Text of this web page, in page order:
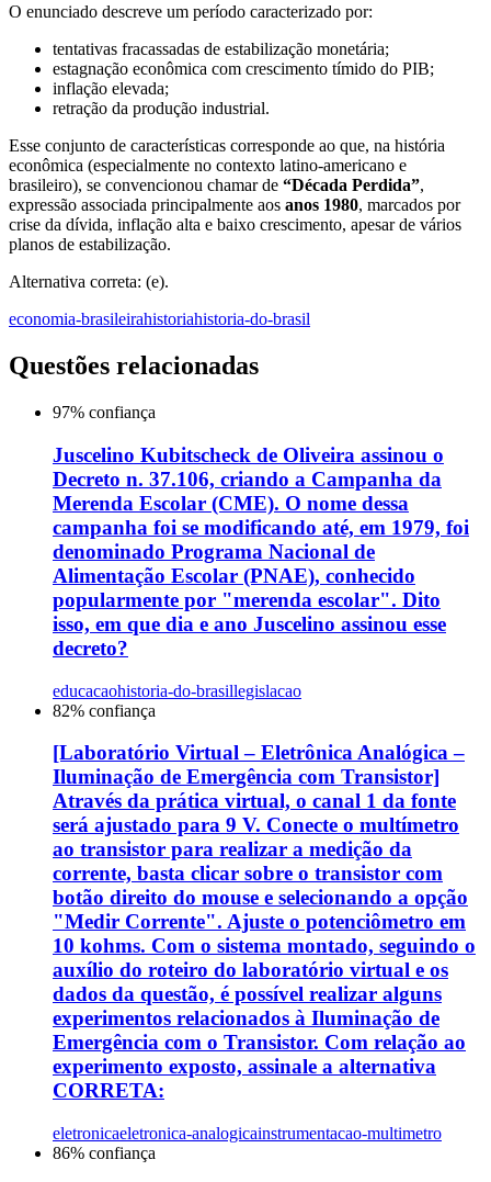
O enunciado descreve um período caracterizado por:
tentativas fracassadas de estabilização monetária;
estagnação econômica com crescimento tímido do PIB;
inflação elevada;
retração da produção industrial.
Esse conjunto de características corresponde ao que, na história
econômica (especialmente no contexto latino-americano e
brasileiro), se convencionou chamar de “Década Perdida”,
expressão associada principalmente aos anos 1980, marcados por
crise da dívida, inflação alta e baixo crescimento, apesar de vários
planos de estabilização.
Alternativa correta: (e).
economia-brasileirahistoriahistoria-do-brasil
Questões relacionadas
97% confiança
Juscelino Kubitscheck de Oliveira assinou o
Decreto n. 37.106, criando a Campanha da
Merenda Escolar (CME). O nome dessa
campanha foi se modificando até, em 1979, foi
denominado Programa Nacional de
Alimentação Escolar (PNAE), conhecido
popularmente por "merenda escolar". Dito
isso, em que dia e ano Juscelino assinou esse
decreto?
educacaohistoria-do-brasillegislacao
82% confiança
[Laboratório Virtual – Eletrônica Analógica –
Iluminação de Emergência com Transistor]
Através da prática virtual, o canal 1 da fonte
será ajustado para 9 V. Conecte o multímetro
ao transistor para realizar a medição da
corrente, basta clicar sobre o transistor com
botão direito do mouse e selecionando a opção
"Medir Corrente". Ajuste o potenciômetro em
10 kohms. Com o sistema montado, seguindo o
auxílio do roteiro do laboratório virtual e os
dados da questão, é possível realizar alguns
experimentos relacionados à Iluminação de
Emergência com o Transistor. Com relação ao
experimento exposto, assinale a alternativa
CORRETA:
eletronicaeletronica-analogicainstrumentacao-multimetro
86% confiança